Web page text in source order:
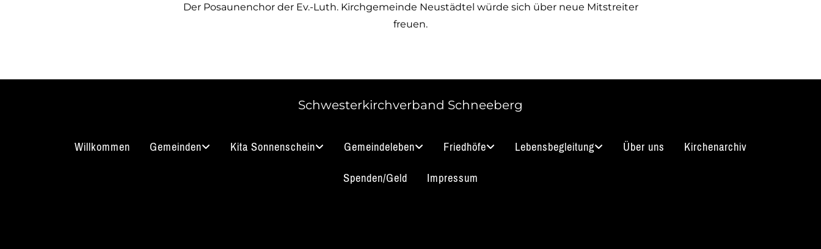
Der Posaunenchor der Ev.-Luth. Kirchgemeinde Neustädtel würde sich über neue Mitstreiter
freuen.
Schwesterkirchverband Schneeberg
Willkommen Gemeinden Kita Sonnenschein Gemeindeleben Friedhöfe Lebensbegleitung Über uns
Kirchenarchiv
Spenden/Geld
Impressum